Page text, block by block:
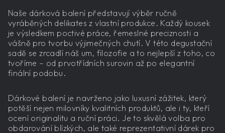
Naše dárková balení představují výběr ručně
vyráběných delikates z vlastní produkce. Každý kousek
je výsledkem poctivé práce, řemeslné preciznosti a
vášně pro tvorbu výjimečných chutí. V této degustační
sadě se zrcadlí náš um, filozofie a to nejlepší z toho, co
tvoříme – od prvotřídních surovin až po elegantní
finální podobu.
Dárkové balení je navrženo jako luxusní zážitek, který
potěší nejen milovníky kvalitních produktů, ale i ty, kteří
ocení originalitu a ruční práci. Je to skvělá volba pro
obdarování blízkých, ale také reprezentativní dárek pro